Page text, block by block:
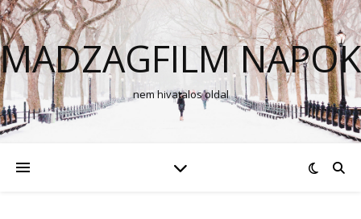
MADZAGFILM NAPOK
nem hivatalos oldal